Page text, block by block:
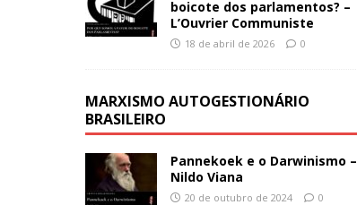
boicote dos parlamentos? –
L’Ouvrier Communiste
18 de abril de 2026 0
MARXISMO AUTOGESTIONÁRIO
BRASILEIRO
Pannekoek e o Darwinismo –
Nildo Viana
20 de outubro de 2024 0